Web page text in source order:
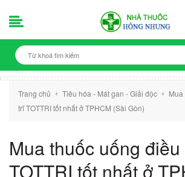
Trang chủ + Tiêu hóa - Mát gan - Giải độc +
trĩ TOTTRI tốt nhất ở TPHCM (Sài Gòn)
Mua thuốc uống
TOTTRI tốt nhất ở